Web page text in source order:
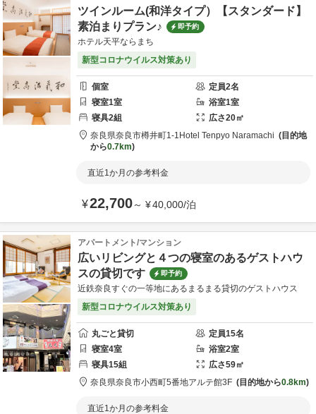
ツインルーム(和洋タイプ）【スタンダード】
素泊まりプラン♪
即予約
ホテル天平ならまち
新型コロナウイルス対策あり
個室 定員2名
寝室1室 浴室1室
寝具2組 広さ20㎡
奈良県奈良市樽井町1-1 Hotel Tenpyo Naramachi
目的地
から0.7km
直近1か月の参考料金
¥22,700～ ¥40,000/泊
アパートメント/マンション
広いリビングと４つの寝室のあるゲストハウ
スの貸切です
即予約
近鉄奈良すぐの一等地にあるまるまる貸切のゲストハウス
新型コロナウイルス対策あり
丸ごと貸切 定員15名
寝室4室 浴室2室
寝具15組 広さ59㎡
奈良県奈良市小西町5番地アルテ館3F 目的地から0.8km
直近1か月の参考料金